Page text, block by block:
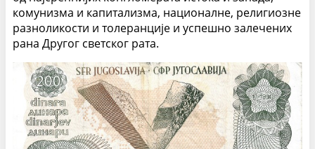
комунизма и капитализма, националне, религиозне
разноликости и толеранције и успешно залечених
рана Другог светског рата.